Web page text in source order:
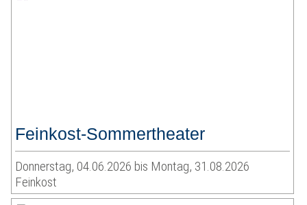
Feinkost-Sommertheater
Donnerstag, 04.06.2026 bis Montag, 31.08.2026
Feinkost